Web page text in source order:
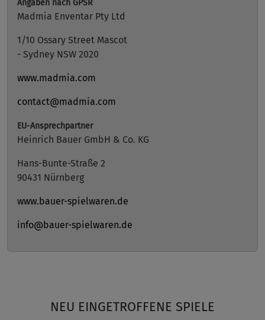
Angaben nach GPSR
Madmia Enventar Pty Ltd
1/10 Ossary Street Mascot
- Sydney NSW 2020
www.madmia.com
contact@madmia.com
EU-Ansprechpartner
Heinrich Bauer GmbH & Co. KG
Hans-Bunte-Straße 2
90431 Nürnberg
www.bauer-spielwaren.de
info@bauer-spielwaren.de
NEU EINGETROFFENE SPIELE